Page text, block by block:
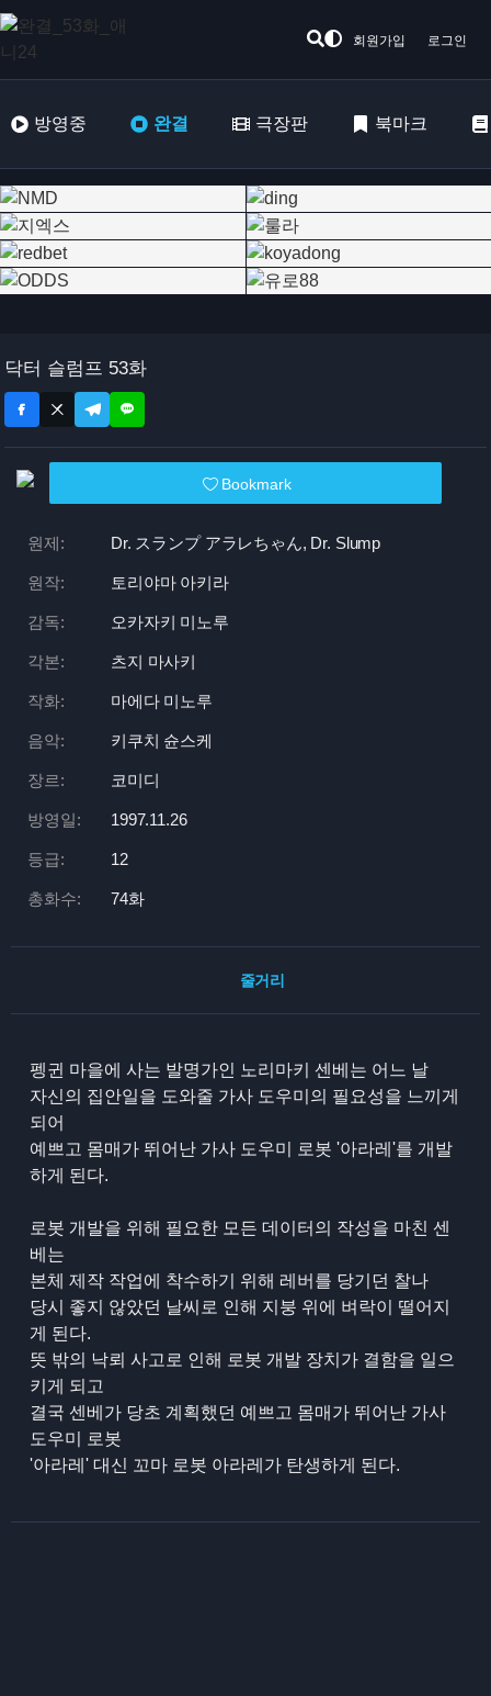
회원가입 로그인
방영중 완결 극장판 북마크
닥터 슬럼프 53화
Bookmark
원제: Dr. スランプ アラレちゃん, Dr. Slump
원작: 토리야마 아키라
감독: 오카자키 미노루
각본: 츠지 마사키
작화: 마에다 미노루
음악: 키쿠치 슌스케
장르: 코미디
방영일: 1997.11.26
등급: 12
총화수: 74화
줄거리
펭귄 마을에 사는 발명가인 노리마키 센베는 어느 날
자신의 집안일을 도와줄 가사 도우미의 필요성을 느끼게
되어
예쁘고 몸매가 뛰어난 가사 도우미 로봇 '아라레'를 개발
하게 된다.
로봇 개발을 위해 필요한 모든 데이터의 작성을 마친 센
베는
본체 제작 작업에 착수하기 위해 레버를 당기던 찰나
당시 좋지 않았던 날씨로 인해 지붕 위에 벼락이 떨어지
게 된다.
뜻 밖의 낙뢰 사고로 인해 로봇 개발 장치가 결함을 일으
키게 되고
결국 센베가 당초 계획했던 예쁘고 몸매가 뛰어난 가사
도우미 로봇
'아라레' 대신 꼬마 로봇 아라레가 탄생하게 된다.